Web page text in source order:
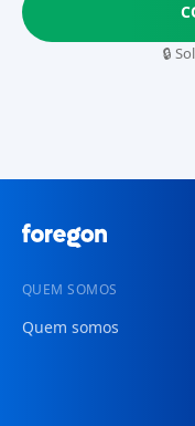
🔒
QUEM SOMOS
Quem somos